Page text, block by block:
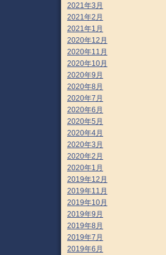
2021年3月
2021年2月
2021年1月
2020年12月
2020年11月
2020年10月
2020年9月
2020年8月
2020年7月
2020年6月
2020年5月
2020年4月
2020年3月
2020年2月
2020年1月
2019年12月
2019年11月
2019年10月
2019年9月
2019年8月
2019年7月
2019年6月